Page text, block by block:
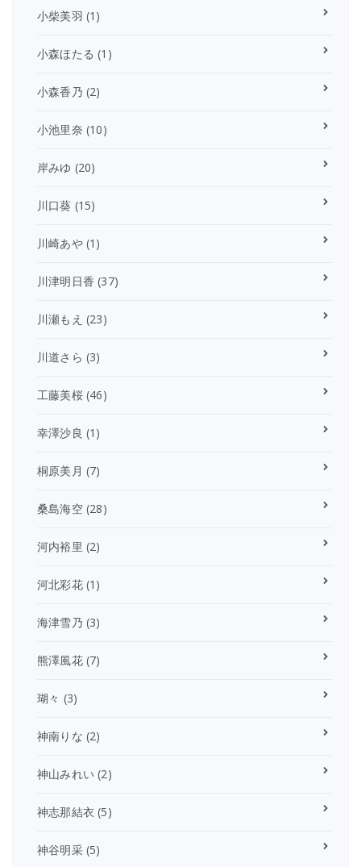
小柴美羽 (1)
小森ほたる (1)
小森香乃 (2)
小池里奈 (10)
岸みゆ (20)
川口葵 (15)
川崎あや(1)
川津明日香 (37)
川瀬もえ (23)
川道さら (3)
工藤美桜(46)
幸澤沙良 (1)
桐原美月 (7)
桑島海空(28)
河内裕里 (2)
河北彩花(1)
海津雪乃 (3)
熊澤風花(7)
瑚々 (3)
神南りな (2)
神山みれい (2)
神志那結衣 (5)
神谷明采(5)